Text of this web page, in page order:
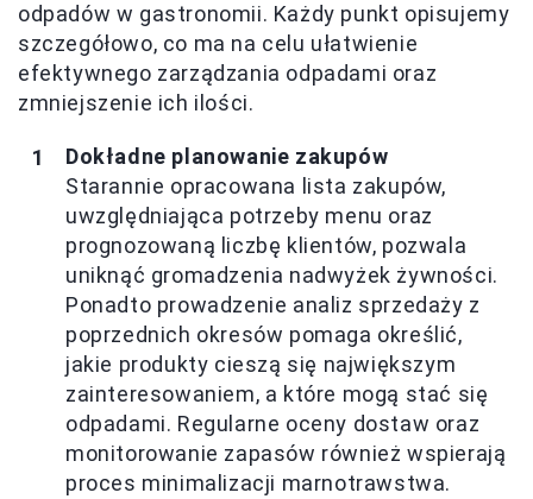
odpadów w gastronomii. Każdy punkt opisujemy
szczegółowo, co ma na celu ułatwienie
efektywnego zarządzania odpadami oraz
zmniejszenie ich ilości.
Dokładne planowanie zakupów
Starannie opracowana lista zakupów,
uwzględniająca potrzeby menu oraz
prognozowaną liczbę klientów, pozwala
uniknąć gromadzenia nadwyżek żywności.
Ponadto prowadzenie analiz sprzedaży z
poprzednich okresów pomaga określić,
jakie produkty cieszą się największym
zainteresowaniem, a które mogą stać się
odpadami. Regularne oceny dostaw oraz
monitorowanie zapasów również wspierają
proces minimalizacji marnotrawstwa.